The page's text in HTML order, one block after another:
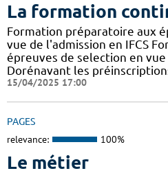
La formation
Formation préparatoire aux
vue de l'admission en IFCS
épreuves de selection en vue
Dorénavant les
15/04/2025 17:00
PAGES
relevance: 100%
Le métier